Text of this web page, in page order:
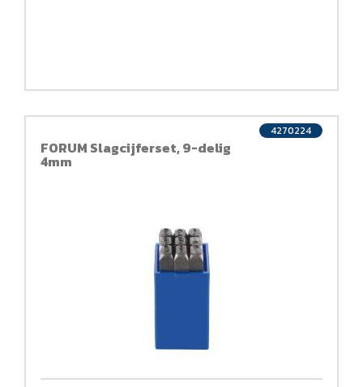
FORUM Slagcijferset, 9-delig
4mm
4270224